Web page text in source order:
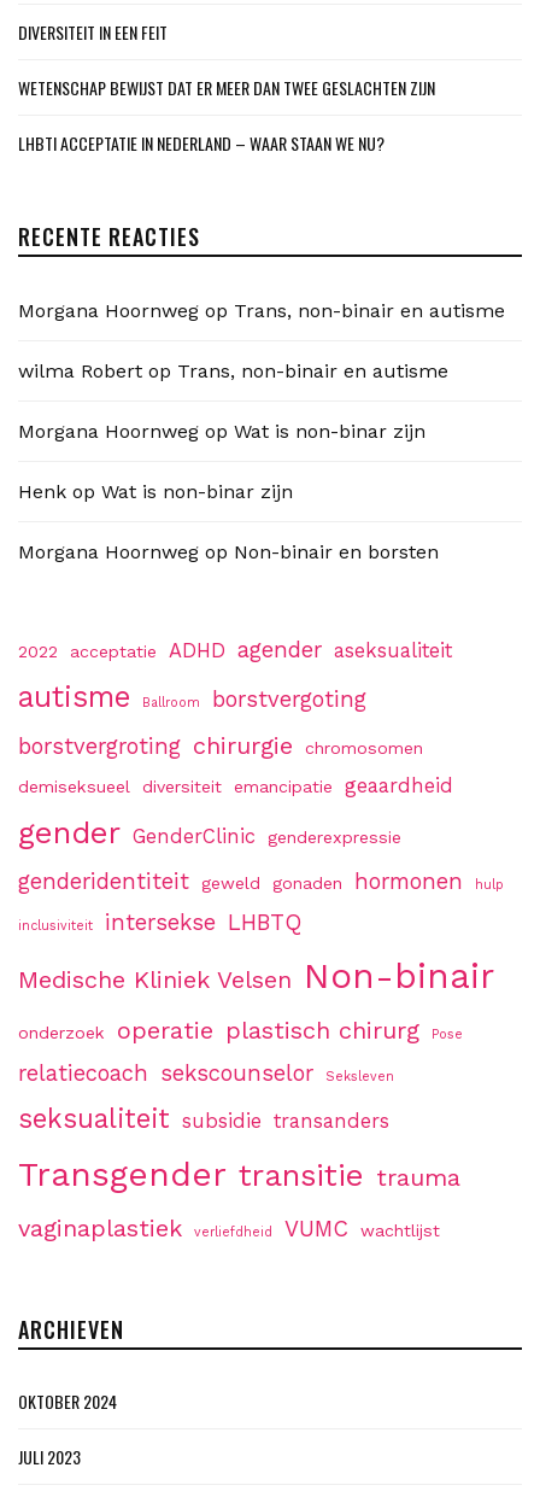
DIVERSITEIT IN EEN FEIT
WETENSCHAP BEWIJST DAT ER MEER DAN TWEE GESLACHTEN ZIJN
LHBTI ACCEPTATIE IN NEDERLAND – WAAR STAAN WE NU?
RECENTE REACTIES
Morgana Hoornweg op Trans, non-binair en autisme
wilma Robert op Trans, non-binair en autisme
Morgana Hoornweg op Wat is non-binar zijn
Henk op Wat is non-binar zijn
Morgana Hoornweg op Non-binair en borsten
2022 acceptatie ADHD agender aseksualiteit
autisme Ballroom
borstvergoting
borstvergroting chirurgie
chromosomen
demiseksueel
diversiteit emancipatie geaardheid
gender GenderClinic genderexpressie
genderidentiteit geweld gonaden hormonen hulp
inclusiviteit intersekse LHBTQ
Medische Kliniek Velsen Non-binair
onderzoek operatie plastisch chirurg Pose
relatiecoach sekscounselor Seksleven
seksualiteit subsidie transanders
Transgender transitie trauma
vaginaplastiek
verliefdheid VUMC wachtlijst
ARCHIEVEN
OKTOBER 2024
JULI 2023